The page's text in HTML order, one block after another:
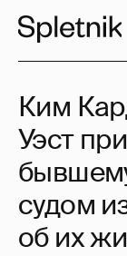
Ким
Уэст
судом
об их